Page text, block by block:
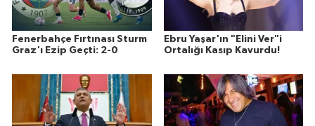
Fenerbahçe Fırtınası Sturm
Graz'ı Ezip Geçti: 2-0
Ebru Yaşar'ın "Elini Ver"i
Ortalığı Kasıp Kavurdu!